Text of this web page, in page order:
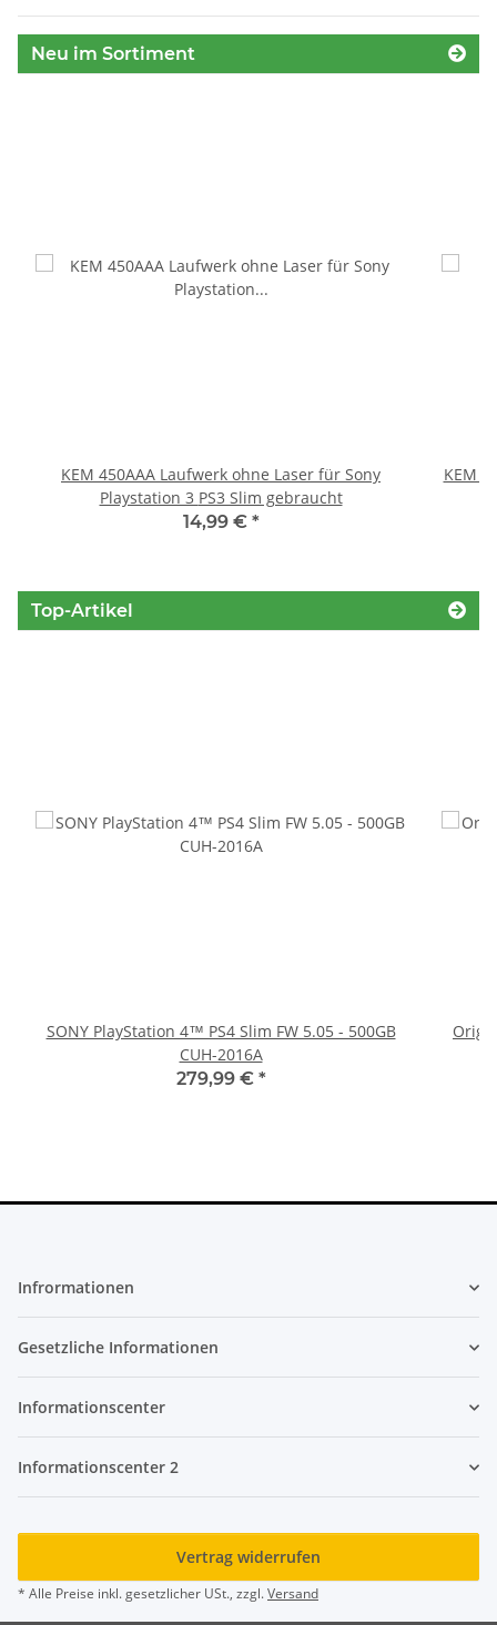
Neu im Sortiment
KEM 450AAA Laufwerk ohne Laser für Sony
Playstation 3 PS3 Slim gebraucht
14,99 € *
KEM
Top-Artikel
SONY PlayStation 4™ PS4 Slim FW 5.05 - 500GB
CUH-2016A
279,99 € *
Infrormationen
Gesetzliche Informationen
Informationscenter
Informationscenter 2
Vertrag widerrufen
* Alle Preise inkl. gesetzlicher USt., zzgl.Versand